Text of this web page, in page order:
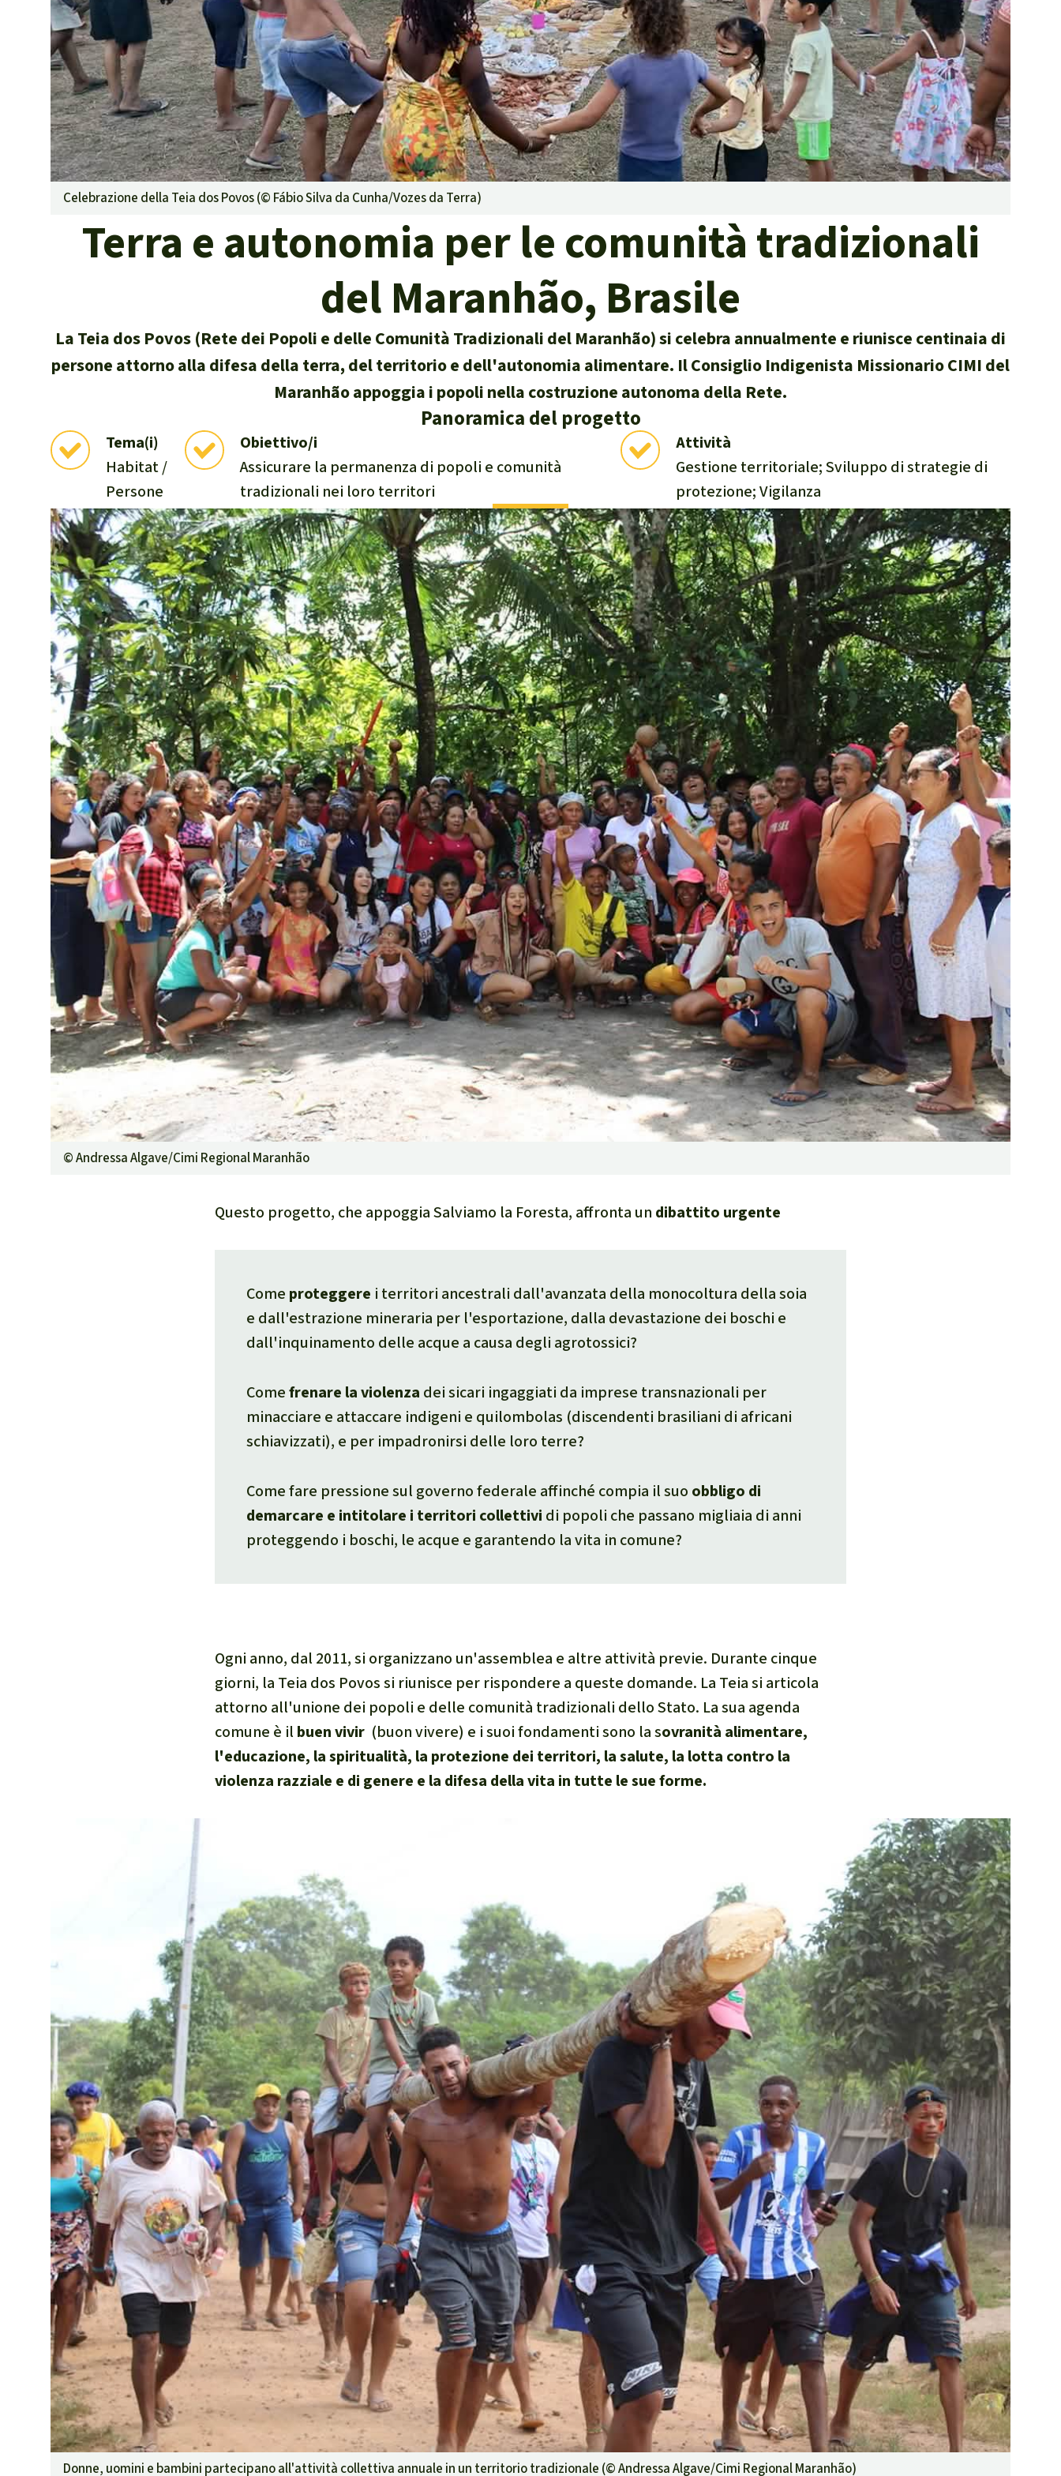
Landgrabbing
Difensori e Difensore
MDL
Soia
Chimalapas
Incendi
Domande e risposte
Alluminio
Criminalità ambientale,
Amazzonia
Problemi della certificazione
Domande e risposte
Commercio e traffico
internazionale di fauna e flora
selvatiche
Documento di sintesi sul clima
Miniere
CPLI
Nestlé
Pandemia e ambientalismo
Cambiamento climatico
contrastare gli incendi
forestali
Contribuisci
Celebrazione della Teia dos Povos (© Fábio Silva da Cunha/Vozes da Terra)
Terra e autonomia per le comunità tradizionali
del Maranhão, Brasile
La Teia dos Povos (Rete dei Popoli e delle Comunità Tradizionali del Maranhão) si celebra annualmente e riunisce centinaia di
persone attorno alla difesa della terra, del territorio e dell'autonomia alimentare. Il Consiglio Indigenista Missionario CIMI del
Maranhão appoggia i popoli nella costruzione autonoma della Rete.
Panoramica del progetto
Tema(i)
Habitat /
Persone
Obiettivo/i
Assicurare la permanenza di popoli e comunità
tradizionali nei loro territori
Attività
Gestione territoriale; Sviluppo di strategie di
protezione; Vigilanza
©Andressa Algave/Cimi Regional Maranhão
Questo progetto, che appoggia Salviamo la Foresta, affronta un dibattito urgente
Come proteggere i territori ancestrali dall'avanzata della monocoltura della soia
e dall'estrazione mineraria per l'esportazione, dalla devastazione dei boschi e
dall'inquinamento delle acque a causa degli agrotossici?
Comefrenare la violenza dei sicari ingaggiati da imprese transnazionali per
minacciare e attaccare indigeni e quilombolas (discendenti brasiliani di africani
schiavizzati), e per impadronirsi delle loro terre?
Come fare pressione sul governo federale affinché compia il suo obbligo di
demarcare e intitolare i territori collettivi di popoli che passano migliaia di anni
proteggendo i boschi, le acque e garantendo la vita in comune?
Ogni anno, dal 2011, si organizzano un'assemblea e altre attività previe. Durante cinque
giorni, la Teia dos Povos si riunisce per rispondere a queste domande. La Teia si articola
attorno all'unione dei popoli e delle comunità tradizionali dello Stato. La sua agenda
comune è il buen vivir (buon vivere) e i suoi fondamenti sono la sovranità alimentare,
l'educazione, la spiritualità, la protezione dei territori, la salute, la lotta contro la
violenza razziale e di genere e la difesa della vita in tutte le sue forme.
Donne, uomini e bambini partecipano all'attività collettiva annuale in un territorio tradizionale (©Andressa Algave/Cimi Regional Maranhão)